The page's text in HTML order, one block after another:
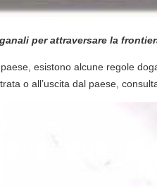
per attraversare la
esistono alcune regole
o all’uscita dal paese,